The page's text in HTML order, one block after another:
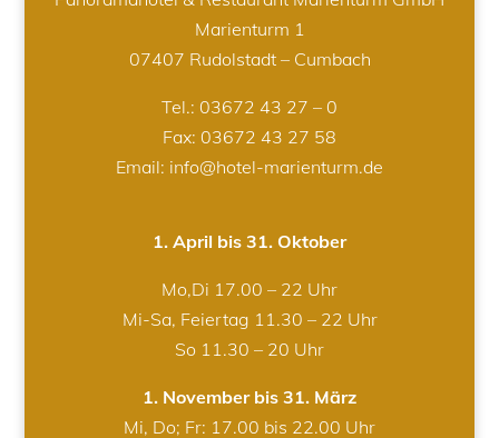
Marienturm 1
07407 Rudolstadt – Cumbach
Tel.: 03672 43 27 – 0
Fax: 03672 43 27 58
Email: info@hotel-marienturm.de
1. April bis 31. Oktober
Mo,Di 17.00 – 22 Uhr
Mi-Sa, Feiertag 11.30 – 22 Uhr
So 11.30 – 20 Uhr
1. November bis 31. März
Mi, Do; Fr: 17.00 bis 22.00 Uhr